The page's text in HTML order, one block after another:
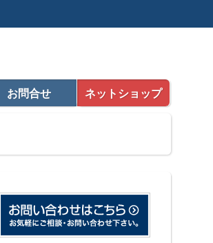
お問合せ ネットショップ